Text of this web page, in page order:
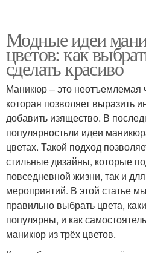
Модные идеи
цветов: как
сделать красиво
Маникюр – это неотъемлемая
которая позволяет выразить
добавить изящество. В
популярностьли идеи
цветах. Такой подход
стильные дизайны, которые
повседневной жизни, так и
мероприятий. В этой статье
правильно выбрать цвета,
популярны, и как
маникюр из трёх цветов.